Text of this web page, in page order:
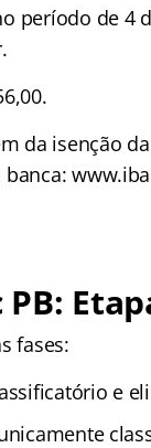
período de 4
da isenção
fases:
e